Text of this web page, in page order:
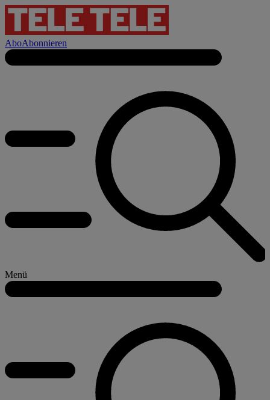
AboAbonnieren
Menü